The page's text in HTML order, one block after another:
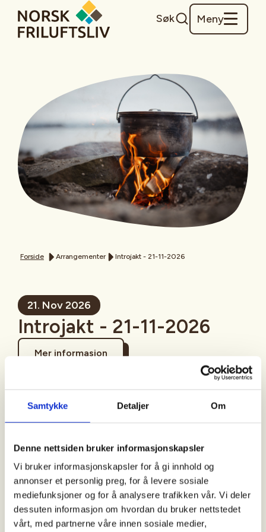
Samtykke Detaljer Om
Denne nettsiden bruker informasjonskapsler
Vi bruker informasjonskapsler for å gi innhold og
annonser et personlig preg, for å levere sosiale
mediefunksjoner og for å analysere trafikken vår. Vi deler
dessuten informasjon om hvordan du bruker nettstedet
vårt, med partnerne våre innen sosiale medier,
Søk Meny
Forside Arrangementer Introjakt - 21-11-2026
21. Nov 2026
Introjakt - 21-11-2026
Mer informasjon
Sted
Tid
21. Nov 2026
Kl. 08.00 - 15.00